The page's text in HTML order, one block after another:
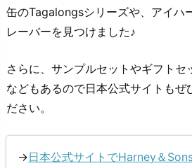
缶のTagalongsシリーズや、アイハ
レーバーを見つけました♪
さらに、サンプルセットやギフトセ
などもあるので日本公式サイトもぜ
ださい。
→日本公式サイトでHarney＆